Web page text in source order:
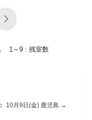
1～9 : 残室数
10月9日(金) 鹿児島 →